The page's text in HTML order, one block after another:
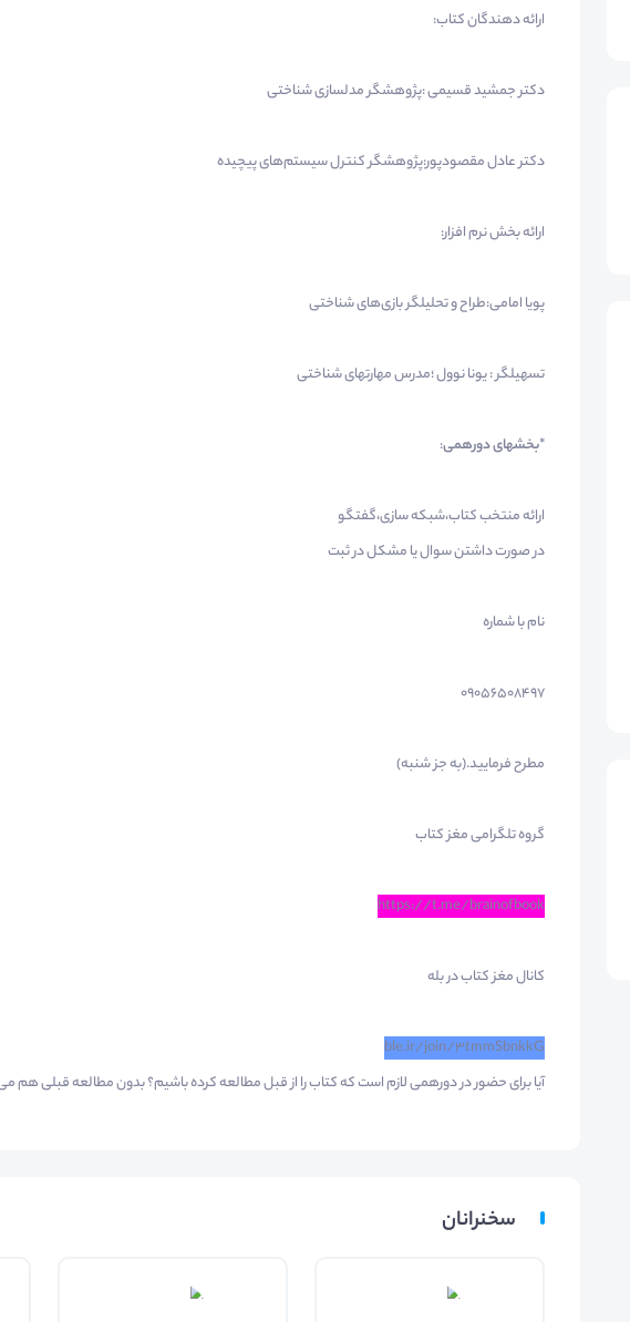
ارائه دهندگان کتاب:
دکتر جمشید قسیمی :پژوهشگر مدلسازی شناختی
دکتر عادل مقصودپور:پژوهشگر کنترل سیستم‌های پیچیده
ارائه بخش نرم افزار:
پویا امامی:طراح و تحلیلگر بازی‌های شناختی
تسهیلگر : یونا نوول ؛مدرس مهارتهای شناختی
*بخشهای دورهمی:
ارائه منتخب کتاب،شبکه سازی،گفتگو
در صورت داشتن سوال یا مشکل در ثبت
نام با شماره
09056508497
مطرح فرمایید.(به جز شنبه)
گروه تلگرامی مغز کتاب
https://t.me/brainofbook
کانال مغز کتاب در بله
ble.ir/join/3tmmSbnkkG
آیا برای حضور در دورهمی لازم است که کتاب را از قبل مطالعه کرده باشیم؟ بدون مطالعه قبلی هم
سخنرانان